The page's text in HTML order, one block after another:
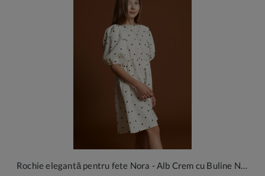
Rochie elegantă pentru fete Nora - Alb Crem cu Buline Negre